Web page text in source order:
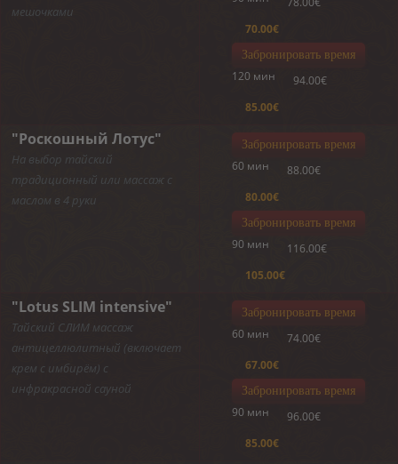
мешочками
70.00€
Забронировать время
120 мин
94.00€
85.00€
"Роскошный Лотус"
На выбор тайский
традиционный или массаж с
маслом в 4 руки
Забронировать время
60 мин
88.00€
80.00€
Забронировать время
90 мин
116.00€
105.00€
"Lotus SLIM intensive"
Тайский СЛИМ массаж
антицеллюлитный (включает
крем с имбирём) с
инфракрасной сауной
Забронировать время
60 мин
74.00€
67.00€
Забронировать время
90 мин
96.00€
85.00€